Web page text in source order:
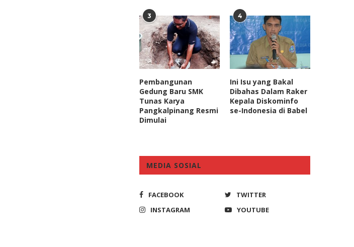
3
Pembangunan
Gedung Baru SMK
Tunas Karya
Pangkalpinang Resmi
Dimulai
4
Ini Isu yang Bakal
Dibahas Dalam Raker
Kepala Diskominfo
se-Indonesia di Babel
MEDIA SOSIAL
FACEBOOK
TWITTER
INSTAGRAM
YOUTUBE